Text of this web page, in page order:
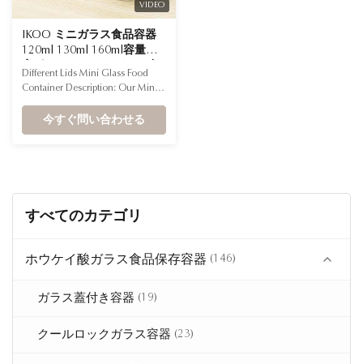
VIDEO
IKOO ミニガラス食品容器
120ml 130ml 160ml容量と
高ボロシリケートガラス小
ガラス食品容器
Different Lids Mini Glass Food
Container Description: Our Mini
Different Lids is the ideal choice
for storing small portions, sauces,
今すぐ問い合わせる
すべてのカテゴリ
ホウケイ酸ガラス食品保存容器 (146)
ガラス蓋付き容器 (19)
クールロックガラス容器 (23)